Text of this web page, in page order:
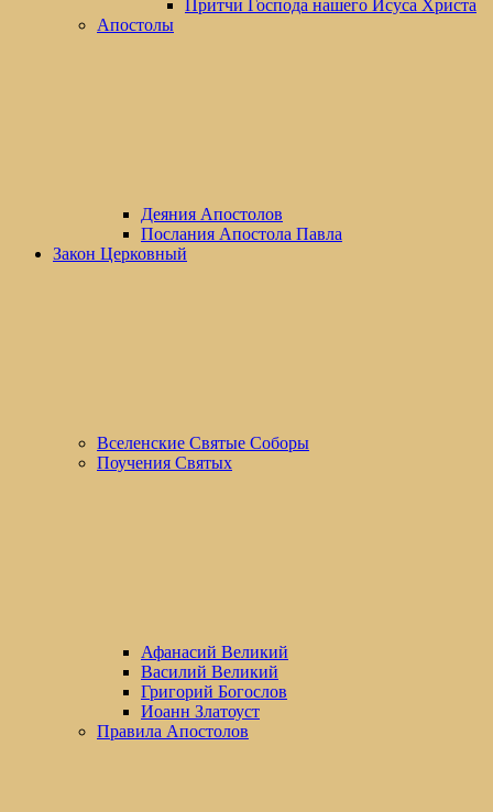
Притчи Господа нашего Исуса Христа
Апостолы
Деяния Апостолов
Послания Апостола Павла
Закон Церковный
Вселенские Cвятые Cоборы
Поучения Святых
Афанасий Великий
Василий Великий
Григорий Богослов
Иоанн Златоуст
Правила Апостолов